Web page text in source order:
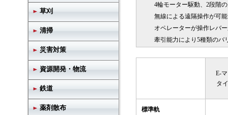
4輪モーター駆動、2段階
無線による遠隔操作が可能
オペレーターが操作レバ
牽引能力により5種類のバ
E-
タ
標準軌
草刈
清掃
災害対策
資源開発・物流
鉄道
薬剤散布